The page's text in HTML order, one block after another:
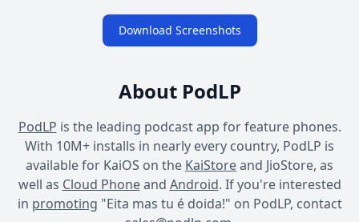
Download Screenshots
About PodLP
PodLP is the leading podcast app for feature phones.
With 10M+ installs in nearly every country, PodLP is
available for KaiOS on the KaiStoreand JioStore, as
well as Cloud Phoneand Android. If you're interested
in promoting "Eita mas tu é doida!" on PodLP, contact